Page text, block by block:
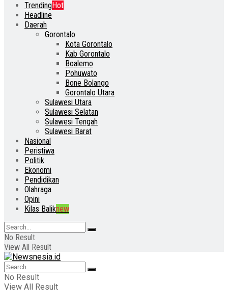
TrendingHot
Headline
Daerah
Gorontalo
Kota Gorontalo
Kab Gorontalo
Boalemo
Pohuwato
Bone Bolango
Gorontalo Utara
Sulawesi Utara
Sulawesi Selatan
Sulawesi Tengah
Sulawesi Barat
Nasional
Peristiwa
Politik
Ekonomi
Pendidikan
Olahraga
Opini
Kilas Baliknew
No Result
View All Result
No Result
View All Result